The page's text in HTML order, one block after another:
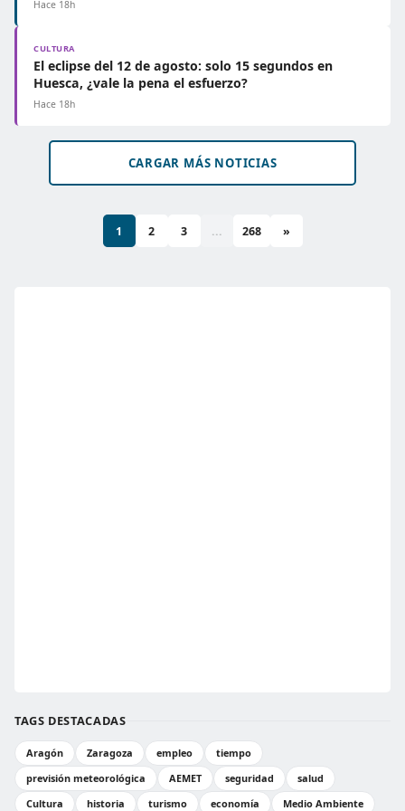
Hace 18h
CULTURA
El eclipse del 12 de agosto: solo 15 segundos en
Huesca, ¿vale la pena el esfuerzo?
Hace 18h
CARGAR MÁS NOTICIAS
1 2 3 ... 268 »
TAGS DESTACADAS
Aragón Zaragoza empleo
tiempo
previsión meteorológica
AEMET seguridad
salud
Cultura
historia turismo economía Medio Ambiente